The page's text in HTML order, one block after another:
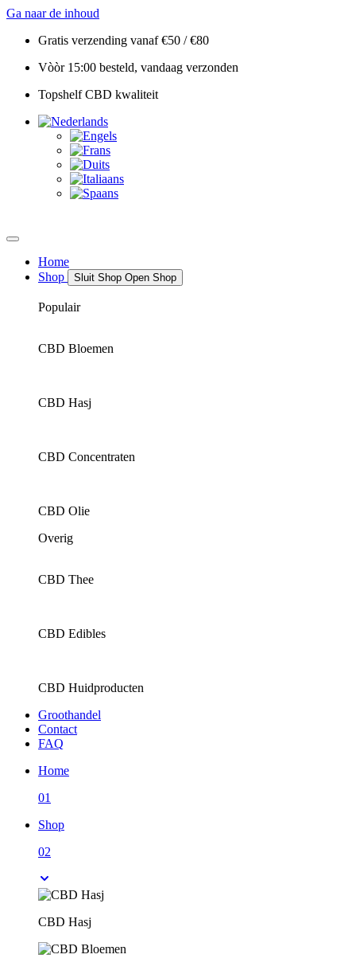
Ga naar de inhoud
Gratis verzending vanaf €50 / €80
Vòòr 15:00 besteld, vandaag verzonden
Topshelf CBD kwaliteit
Home
Shop
Sluit Shop Open Shop
Populair
CBD Bloemen
CBD Hasj
CBD Concentraten
CBD Olie
Overig
CBD Thee
CBD Edibles
CBD Huidproducten
Groothandel
Contact
FAQ
Home
01
Shop
02
CBD Hasj